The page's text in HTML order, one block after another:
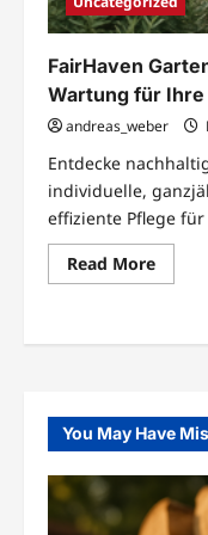
FairHaven
Wartung für Ihre
andreas_weber
Entdecke
individuelle,
effiziente Pflege für
Read MoreRead
more
für
Ihre
Oase
You May Have